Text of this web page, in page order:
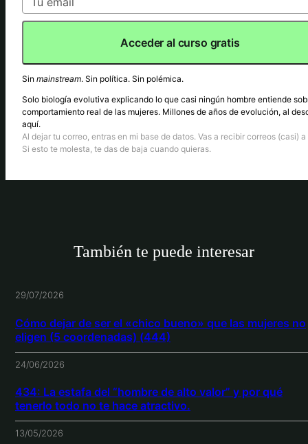
Acceder al curso gratis
Sin mainstream. Sin política. Sin polémica.
Solo biología evolutiva explicando lo que casi ningún hombre entiende
comportamiento real de las mujeres. Millones de años de evolución, al
aquí.
Al dejar tu correo, entras en mi base de datos. Vas a recibir correos (casi)
Si esto te molesta, te das de baja cuando quieras.
También te puede interesar
29/07/2026
Cómo dejar de ser el «chico bueno» que las mujeres no
eligen (5 coordenadas) (444)
24/06/2026
434: La estafa del “hombre de alto valor” y por qué
tenerlo todo no te hace atractivo.
13/05/2026